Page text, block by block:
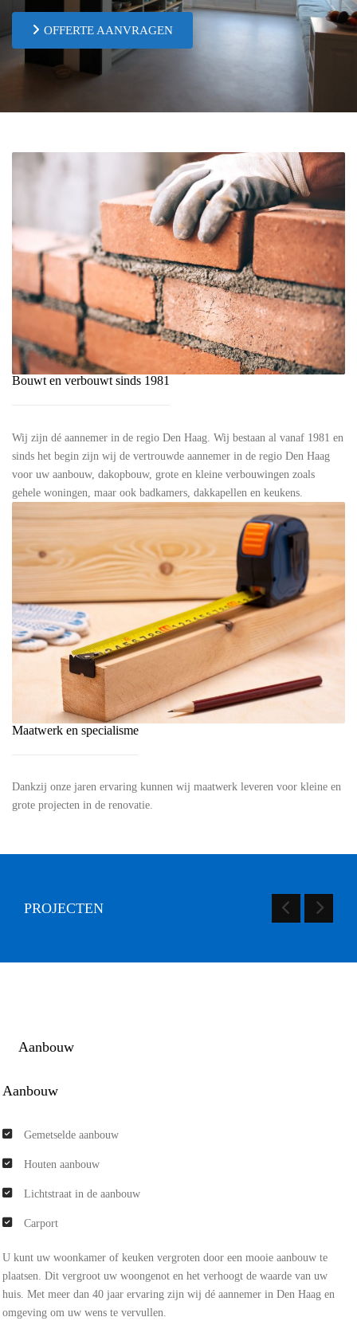
OFFERTE AANVRAGEN
Bouwt en verbouwt sinds 1981
Wij zijn dé aannemer in de regio Den Haag. Wij bestaan al vanaf 1981 en
sinds het begin zijn wij de vertrouwde aannemer in de regio Den Haag
voor uw aanbouw, dakopbouw, grote en kleine verbouwingen zoals
gehele woningen, maar ook badkamers, dakkapellen en keukens.
Maatwerk en specialisme
Dankzij onze jaren ervaring kunnen wij maatwerk leveren voor kleine en
grote projecten in de renovatie.
PROJECTEN
Aanbouw
Aanbouw
Gemetselde aanbouw
Houten aanbouw
Lichtstraat in de aanbouw
Carport
U kunt uw woonkamer of keuken vergroten door een mooie aanbouw te
plaatsen. Dit vergroot uw woongenot en het verhoogt de waarde van uw
huis. Met meer dan 40 jaar ervaring zijn wij dé aannemer in Den Haag en
omgeving om uw wens te vervullen.